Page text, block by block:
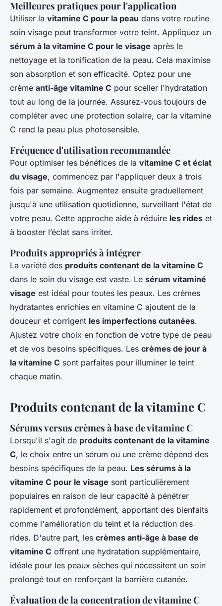
Meilleures pratiques pour l'application
Utiliser la vitamine C pour la peau dans votre routine
soin visage peut transformer votre teint. Appliquez un
sérum à la vitamine C pour le visage après le
nettoyage et la tonification de la peau. Cela maximise
son absorption et son efficacité. Optez pour une
crème anti-âge vitamine C pour sceller l'hydratation
tout au long de la journée. Assurez-vous toujours de
compléter avec une protection solaire, car la vitamine
C rend la peau plus photosensible.
Fréquence d'utilisation recommandée
Pour optimiser les bénéfices de la vitamine C et éclat
du visage, commencez par l'appliquer deux à trois
fois par semaine. Augmentez ensuite graduellement
jusqu'à une utilisation quotidienne, surveillant l'état de
votre peau. Cette approche aide à réduire les rides et
à booster l’éclat sans irriter.
Produits appropriés à intégrer
La variété des produits contenant de la vitamine C
dans le soin du visage est vaste. Le sérum vitaminé
visage est idéal pour toutes les peaux. Les crèmes
hydratantes enrichies en vitamine C ajoutent de la
douceur et corrigent les imperfections cutanées.
Ajustez votre choix en fonction de votre type de peau
et de vos besoins spécifiques. Les crèmes de jour à
la vitamine C sont parfaites pour illuminer le teint
chaque matin.
Produits contenant de la vitamine C
Sérums versus crèmes à base de vitamine C
Lorsqu'il s'agit de produits contenant de la vitamine
C, le choix entre un sérum ou une crème dépend des
besoins spécifiques de la peau. Les sérums à la
vitamine C pour le visage sont particulièrement
populaires en raison de leur capacité à pénétrer
rapidement et profondément, apportant des bienfaits
comme l'amélioration du teint et la réduction des
rides. D'autre part, les crèmes anti-âge à base de
vitamine C offrent une hydratation supplémentaire,
idéale pour les peaux sèches qui nécessitent un soin
prolongé tout en renforçant la barrière cutanée.
Évaluation de la concentration de vitamine C